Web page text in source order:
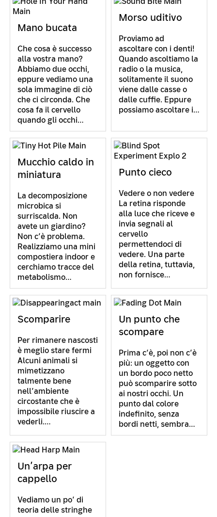
Mano bucata
Che cosa è successo
alla vostra mano?
Abbiamo due occhi,
eppure vediamo una
sola immagine di ciò
che ci circonda. Che
cosa fa il cervello
quando gli occhi…
Morso uditivo
Proviamo ad
ascoltare con i denti!
Quando ascoltiamo la
radio o la musica,
solitamente il suono
viene dalle casse o
dalle cuffie. Eppure
possiamo ascoltare i…
Mucchio caldo in
miniatura
La decomposizione
microbica si
surriscalda. Non
avete un giardino?
Non c’è problema.
Realizziamo una mini
compostiera indoor e
cerchiamo tracce del
metabolismo…
Punto cieco
Vedere o non vedere
La retina risponde
alla luce che riceve e
invia segnali al
cervello
permettendoci di
vedere. Una parte
della retina, tuttavia,
non fornisce…
Scomparire
Per rimanere nascosti
è meglio stare fermi
Alcuni animali si
mimetizzano
talmente bene
nell’ambiente
circostante che è
impossibile riuscire a
vederli.…
Un punto che
scompare
Prima c’è, poi non c’è
più: un oggetto con
un bordo poco netto
può scomparire sotto
ai nostri occhi. Un
punto dal colore
indefinito, senza
bordi netti, sembra…
Un’arpa per
cappello
Vediamo un po’ di
teoria delle stringhe